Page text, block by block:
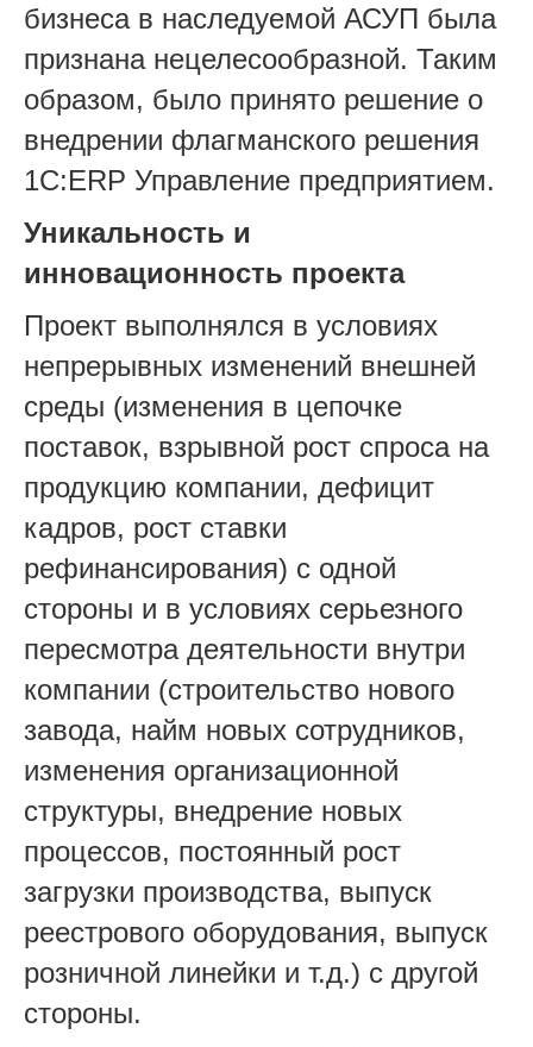
бизнеса в наследуемой АСУП была
признана нецелесообразной. Таким
образом, было принято решение о
внедрении флагманского решения
1С:ERP Управление предприятием.
Уникальность и
инновационность проекта
Проект выполнялся в условиях
непрерывных изменений внешней
среды (изменения в цепочке
поставок, взрывной рост спроса на
продукцию компании, дефицит
кадров, рост ставки
рефинансирования) с одной
стороны и в условиях серьезного
пересмотра деятельности внутри
компании (строительство нового
завода, найм новых сотрудников,
изменения организационной
структуры, внедрение новых
процессов, постоянный рост
загрузки производства, выпуск
реестрового оборудования, выпуск
розничной линейки и т.д.) с другой
стороны.